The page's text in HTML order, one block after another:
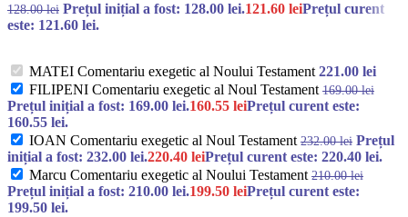
128.00lei Prețul inițial a fost: 128.00 lei.121.60 leiPrețul curent
este: 121.60 lei.
MATEI Comentariu exegetic al Noului Testament 221.00 lei
FILIPENI Comentariu exegetic al Noul Testament 169.00lei
Prețul inițial a fost: 169.00 lei.160.55 leiPrețul curent este:
160.55 lei.
IOAN Comentariu exegetic al Noul Testament 232.00lei Prețul
inițial a fost: 232.00 lei.220.40 leiPrețul curent este: 220.40 lei.
Marcu Comentariu exegetic al Noului Testament 210.00lei
Prețul inițial a fost: 210.00 lei.199.50 leiPrețul curent este:
199.50 lei.